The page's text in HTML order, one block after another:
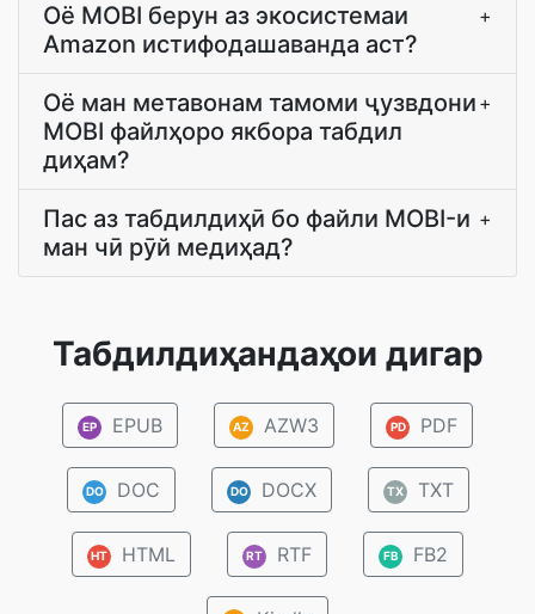
Оё MOBI берун аз экосистемаи
Amazon истифодашаванда аст?
+
Оё ман метавонам тамоми ҷузвдони
MOBI файлҳоро якбора табдил
диҳам?
+
Пас аз табдилдиҳӣ бо файли MOBI-и
ман чӣ рӯй медиҳад?
+
Табдилдиҳандаҳои дигар
EP EPUB AZ AZW3 PD PDF
DO DOC DO DOCX TX TXT
HT HTML RT RTF FB FB2